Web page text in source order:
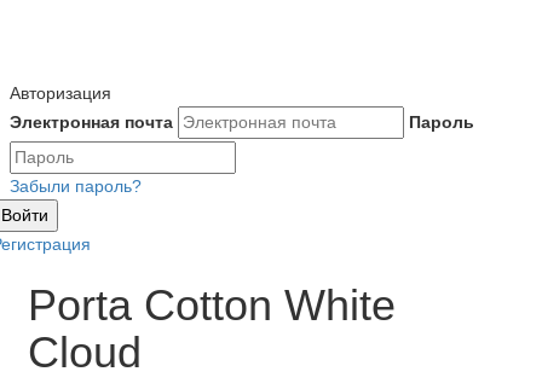
Авторизация
Электронная почта
Пароль
Забыли пароль?
Войти
Porta Cotton White
Cloud